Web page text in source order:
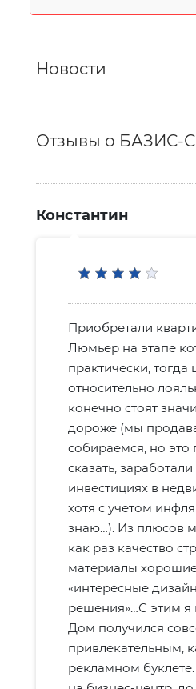
Новости
Отзывы о БАЗИС-
Константин
Приобретали
Люмьер на этапе
практически,
относительно
конечно стоят
дороже (мы
собираемся, но
сказать, заработали
инвестициях в
хотя с учетом
знаю…). Из плюсов
как раз качество
материалы
«интересные
решения»…С этим я
Дом получился
привлекательным,
рекламном